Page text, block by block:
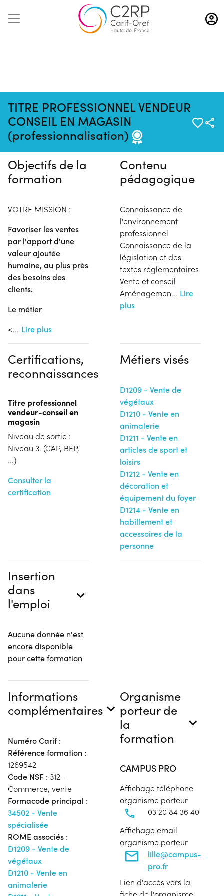
Aller
au
contenu
TITRE PROFESSIONNEL VENDEUR
CONSEIL EN MAGASIN
(professionnalisation)
Pas de session programmée en
ce moment
Objectifs de la
formation
VOTRE MISSION :
Favoriser les ventes
par l'apport d'une
valeur ajoutée
humaine, au plus près
des besoins des
clients.
Le métier
<... Lire plus
Contenu
pédagogique
Connaissance de
l'environnement
professionnel
Connaissance de la
législation et des
textes réglementaires
Vente et conseil
Aménagemen... Lire
plus
Certifications,
reconnaissances
Titre professionnel
vendeur-conseil en
magasin
Niveau de sortie :
Niveau 3. (CAP, BEP,
...)
Consulter la
certification
Métiers visés
D1209 - Vente de
végétaux
D1210 - Vente en
animalerie
D1211 - Vente en
articles de sport et
loisirs
D1212 - Vente en
décoration et
équipement du foyer
D1214 - Vente en
habillement et
accessoires de la
personne
Insertion
dans
l'emploi
Aucune donnée n'est
encore disponible
pour cette formation
Informations
complémentaires
Numéro Carif :
Référence formation :
1269542
Code NSF : 312 -
Commerce, vente
Formacode principal :
34502 - Vente
spécialisée
ROME associés :
D1209 - Vente de
végétaux
D1210 - Vente en
animalerie
Organisme
porteur de
la
formation
CAMPUS PRO
Affichage téléphone
organisme porteur
03 20 84 36 40
Affichage email
organisme porteur
lille@campus-
pro.fr
Lien d'accès vers la